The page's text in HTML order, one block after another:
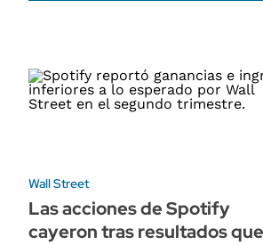
Wall Street
Las acciones de Spotify
cayeron tras resultados